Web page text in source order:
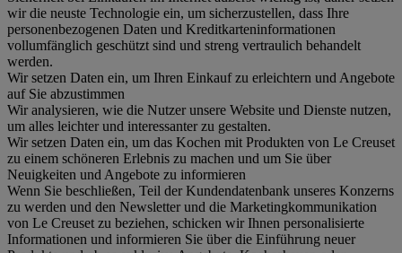
wir die neuste Technologie ein, um sicherzustellen, dass Ihre
personenbezogenen Daten und Kreditkarteninformationen
vollumfänglich geschützt sind und streng vertraulich behandelt
werden.
Wir setzen Daten ein, um Ihren Einkauf zu erleichtern und Angebote
auf Sie abzustimmen
Wir analysieren, wie die Nutzer unsere Website und Dienste nutzen,
um alles leichter und interessanter zu gestalten.
Wir setzen Daten ein, um das Kochen mit Produkten von Le Creuset
zu einem schöneren Erlebnis zu machen und um Sie über
Neuigkeiten und Angebote zu informieren
Wenn Sie beschließen, Teil der Kundendatenbank unseres Konzerns
zu werden und den Newsletter und die Marketingkommunikation
von Le Creuset zu beziehen, schicken wir Ihnen personalisierte
Informationen und informieren Sie über die Einführung neuer